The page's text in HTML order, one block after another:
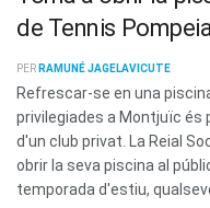
de Tennis
PER RAMUNÉ JAGELAVICUTE
Refrescar-se en una
privilegiades a Montjuïc
d'un club privat. La Reial
obrir la seva piscina al
temporada d'estiu,